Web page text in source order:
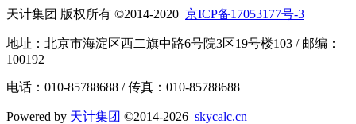
天计集团 版权所有 ©2014-2020 京ICP备17053177号-3
地址：北京市海淀区西二旗中路6号院3区19号楼103 / 邮编：
100192
电话：010-85788688 / 传真：010-85788688
Powered by 天计集团 ©2014-2026 skycalc.cn